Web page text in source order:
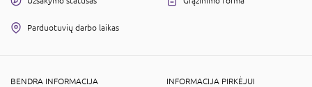
Parduotuvių darbo laikas
BENDRA INFORMACIJA
INFORMACIJA PIRKĖJUI